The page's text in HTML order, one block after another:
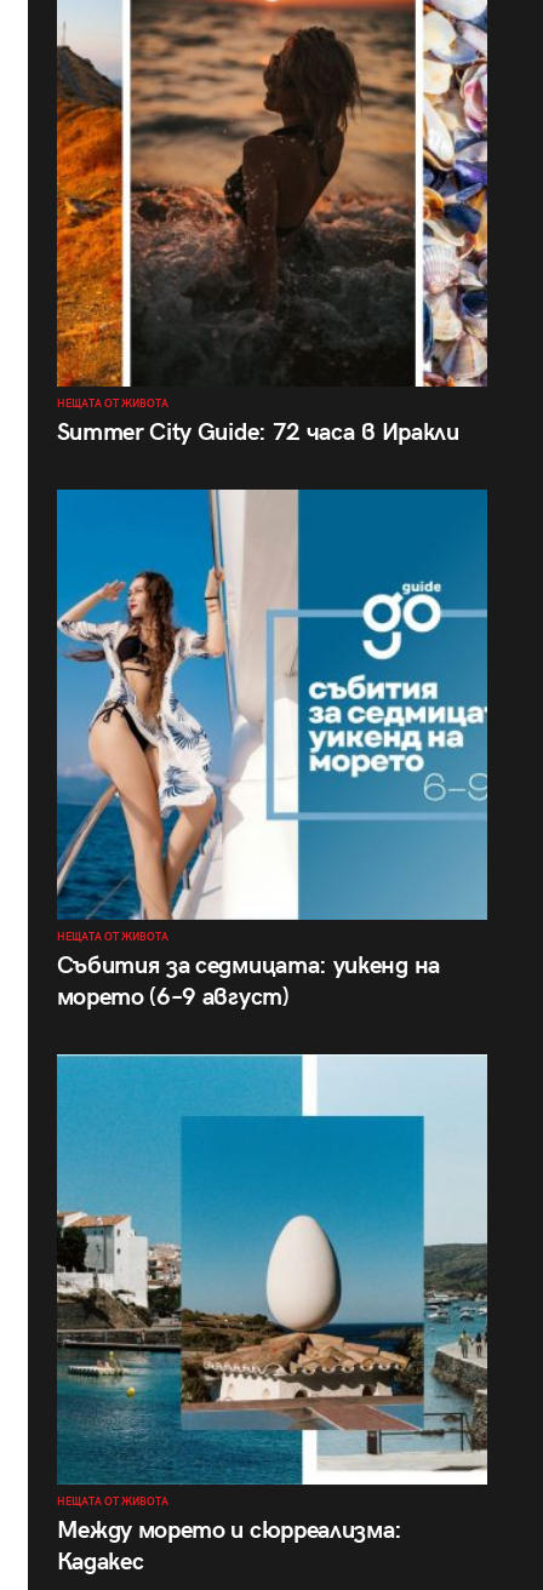
НЕЩАТА ОТ ЖИВОТА
Summer City Guide: 72 часа в Иракли
НЕЩАТА ОТ ЖИВОТА
Събития за седмицата: уикенд на
морето (6–9 август)
НЕЩАТА ОТ ЖИВОТА
Между морето и сюрреализма:
Кадакес